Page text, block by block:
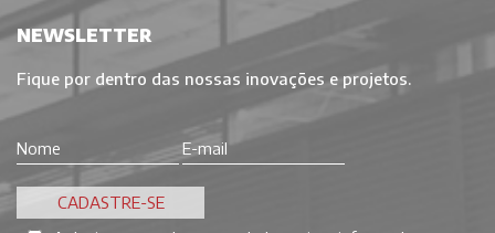
NEWSLETTER
Fique por dentro das nossas inovações e projetos.